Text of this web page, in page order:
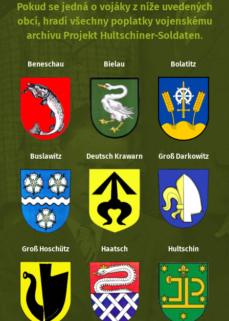
Pokud se jedná o vojáky z níže uvedených
obcí, hradí všechny poplatky vojenskému
archivu Projekt Hultschiner-Soldaten.
Beneschau Bielau Bolatitz
Buslawitz Deutsch Krawarn Groß Darkowitz
Groß Hoschütz Haatsch Hultschin